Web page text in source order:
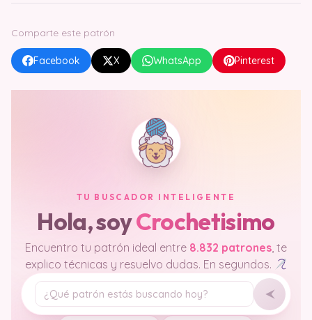
Comparte este patrón
Facebook X WhatsApp Pinterest
TU BUSCADOR INTELIGENTE
Hola, soyCrochetisimo
Encuentro tu patrón ideal entre 8.832 patrones, te
explico técnicas y resuelvo dudas. En segundos.
Tu pregunta